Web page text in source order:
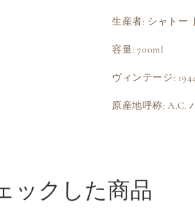
生産者: シャトー
容量: 700ml
ヴィンテージ:
原産地呼称: A.C.
ックした商品